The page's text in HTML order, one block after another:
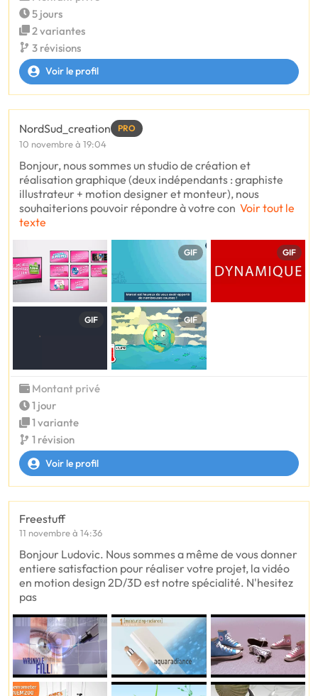
5 jours
2 variantes
3 révisions
Voir le profil
NordSud_creation PRO
10 novembre à 19:04
Bonjour, nous sommes un studio de création et
réalisation graphique (deux indépendants : graphiste
illustrateur + motion designer et monteur), nous
souhaiterions pouvoir répondre à votre con Voir tout le
texte
GIF GIF
GIF GIF
Montant privé
1 jour
1 variante
1 révision
Voir le profil
Freestuff
11 novembre à 14:36
Bonjour Ludovic. Nous sommes a même de vous donner
entiere satisfaction pour réaliser votre projet, la vidéo
en motion design 2D/3D est notre spécialité. N'hesitez
pas